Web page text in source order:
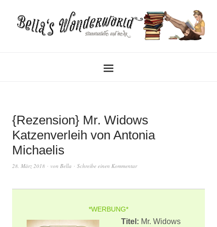
{Rezension} Mr. Widows
Katzenverleih von Antonia
Michaelis
28. März 2018 von Bella Schreibe einen Kommentar
*WERBUNG*
Titel: Mr. Widows